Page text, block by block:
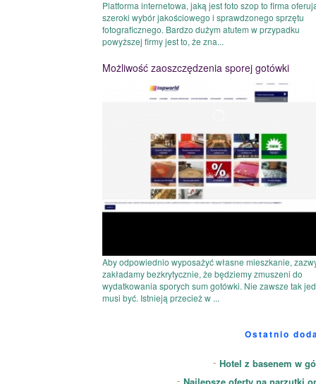
Platforma internetowa, jaką jest foto szop to firma
szeroki wybór jakościowego i sprawdzonego sprzętu
fotograficznego. Bardzo dużym atutem w przypadku
powyższej firmy jest to, że zna...
Możliwość zaoszczędzenia sporej gotówki
Aby odpowiednio wyposażyć własne mieszkanie,
zakładamy bezkrytycznie, że będziemy zmuszeni do
wydatkowania sporych sum gotówki. Nie zawsze tak
musi być. Istnieją przecież w ...
Ostatnio
Hotel z basenem w